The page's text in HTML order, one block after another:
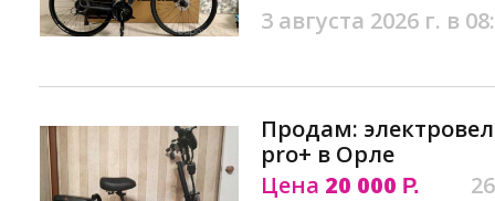
3 августа 2026 г. в
Продам:
pro+ в Орле
Цена 20 000 Р.